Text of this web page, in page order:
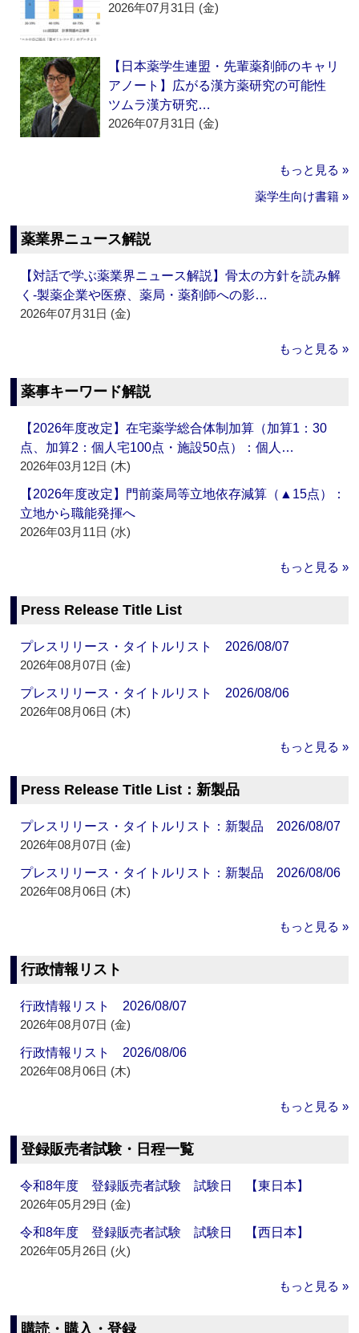
2026年07月31日 (金)
【日本薬学生連盟・先輩薬剤師のキャリ
アノート】広がる漢方薬研究の可能性
ツムラ漢方研究…
2026年07月31日 (金)
もっと見る »
薬学生向け書籍 »
薬業界ニュース解説
【対話で学ぶ薬業界ニュース解説】骨太の方針を読み解
く‐製薬企業や医療、薬局・薬剤師への影…
2026年07月31日 (金)
もっと見る »
薬事キーワード解説
【2026年度改定】在宅薬学総合体制加算（加算1：30
点、加算2：個人宅100点・施設50点）：個人…
2026年03月12日 (木)
【2026年度改定】門前薬局等立地依存減算（▲15点）：
立地から職能発揮へ
2026年03月11日 (水)
もっと見る »
Press Release Title List
プレスリリース・タイトルリスト 2026/08/07
2026年08月07日 (金)
プレスリリース・タイトルリスト 2026/08/06
2026年08月06日 (木)
もっと見る »
Press Release Title List：新製品
プレスリリース・タイトルリスト：新製品 2026/08/07
2026年08月07日 (金)
プレスリリース・タイトルリスト：新製品 2026/08/06
2026年08月06日 (木)
もっと見る »
行政情報リスト
行政情報リスト 2026/08/07
2026年08月07日 (金)
行政情報リスト 2026/08/06
2026年08月06日 (木)
もっと見る »
登録販売者試験・日程一覧
令和8年度 登録販売者試験 試験日 【東日本】
2026年05月29日 (金)
令和8年度 登録販売者試験 試験日 【西日本】
2026年05月26日 (火)
もっと見る »
購読・購入・登録